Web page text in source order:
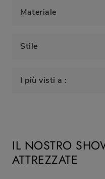
Materiale
Stile
I più visti a :
IL NOSTRO
ATTREZZATE